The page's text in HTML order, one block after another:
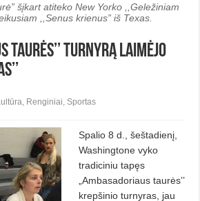
šįkart atiteko New Yorko ,,Geležiniam
,,Senus krienus” iš Texas.
taurės’’ turnyrą laimėjo
Renginiai Sportas
Spalio 8 d., šeštadienį,
Washingtone vyko
tradiciniu tapęs
„Ambasadoriaus taurės’’
krepšinio turnyras, jau